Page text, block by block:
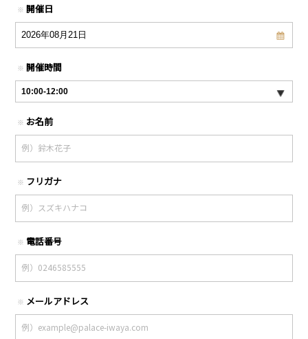
※ 開催日
※ 開催時間
※ お名前
※ フリガナ
※ 電話番号
※ メールアドレス